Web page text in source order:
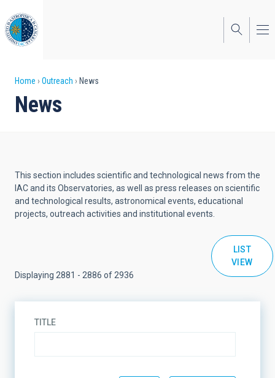
to
main
content
Breadcrumb
Home Outreach News
News
This section includes scientific and technological news from the
IAC and its Observatories, as well as press releases on scientific
and technological results, astronomical events, educational
projects, outreach activities and institutional events.
LIST
VIEW
Displaying 2881 - 2886 of 2936
TITLE